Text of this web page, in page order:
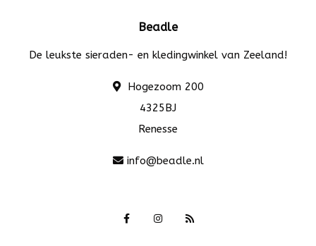
Beadle
De leukste sieraden- en kledingwinkel van Zeeland!
Hogezoom 200
4325BJ
Renesse
info@beadle.nl